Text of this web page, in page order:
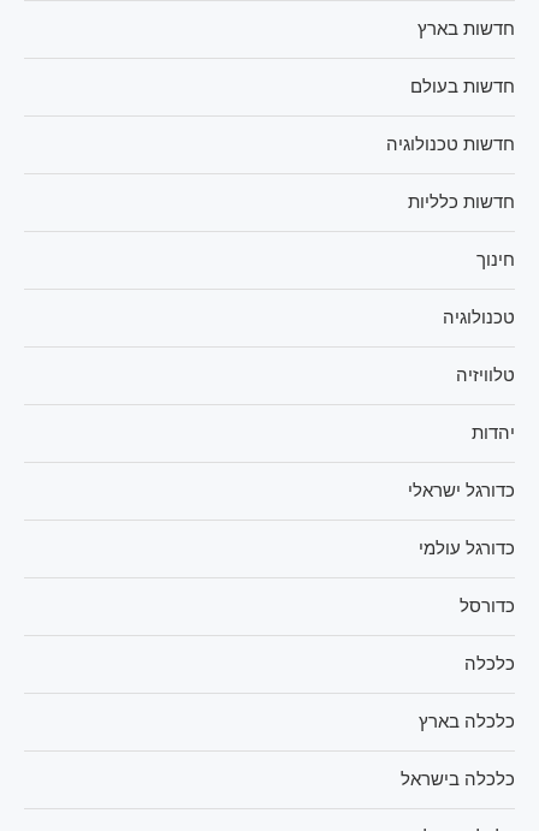
חדשות בארץ
חדשות בעולם
חדשות טכנולוגיה
חדשות כלליות
חינוך
טכנולוגיה
טלוויזיה
יהדות
כדורגל ישראלי
כדורגל עולמי
כדורסל
כלכלה
כלכלה בארץ
כלכלה בישראל